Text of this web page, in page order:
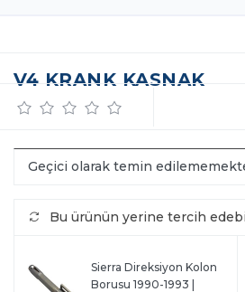
V4 KRANK KASNAK
Geçici olarak temin
Bu ürünün yerine tercih
Sierra Direksiyon Kolon
Borusu 1990-1993 |